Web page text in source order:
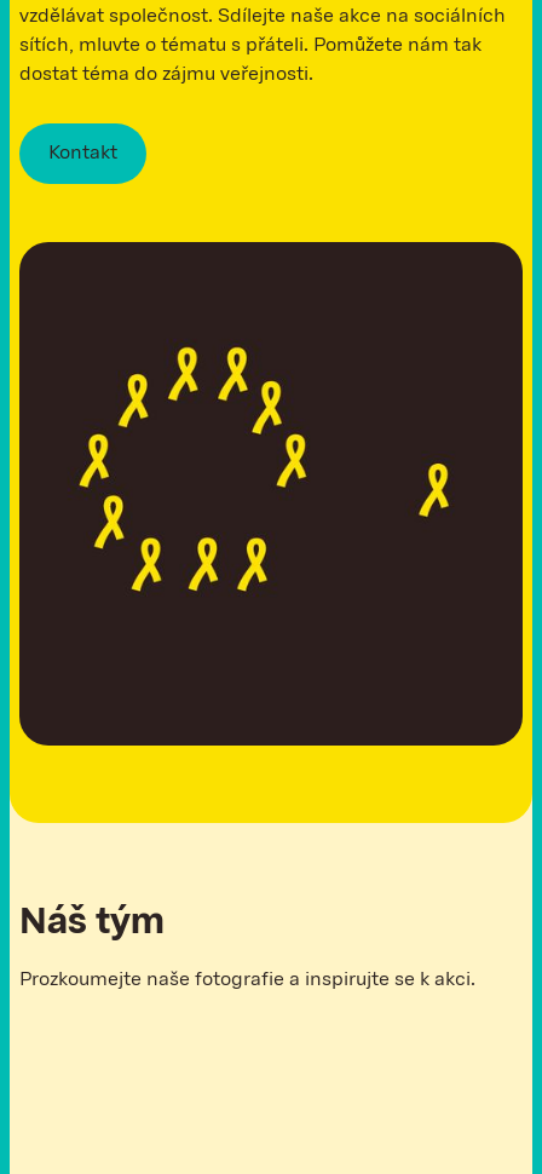
vzdělávat společnost. Sdílejte naše akce na sociálních
sítích, mluvte o tématu s přáteli. Pomůžete nám tak
dostat téma do zájmu veřejnosti.
Kontakt
Náš tým
Prozkoumejte naše fotografie a inspirujte se k akci.